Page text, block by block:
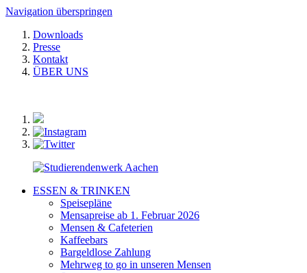
Navigation überspringen
Downloads
Presse
Kontakt
ÜBER UNS
ESSEN & TRINKEN
Speisepläne
Mensapreise ab 1. Februar 2026
Mensen & Cafeterien
Kaffeebars
Bargeldlose Zahlung
Mehrweg to go in unseren Mensen